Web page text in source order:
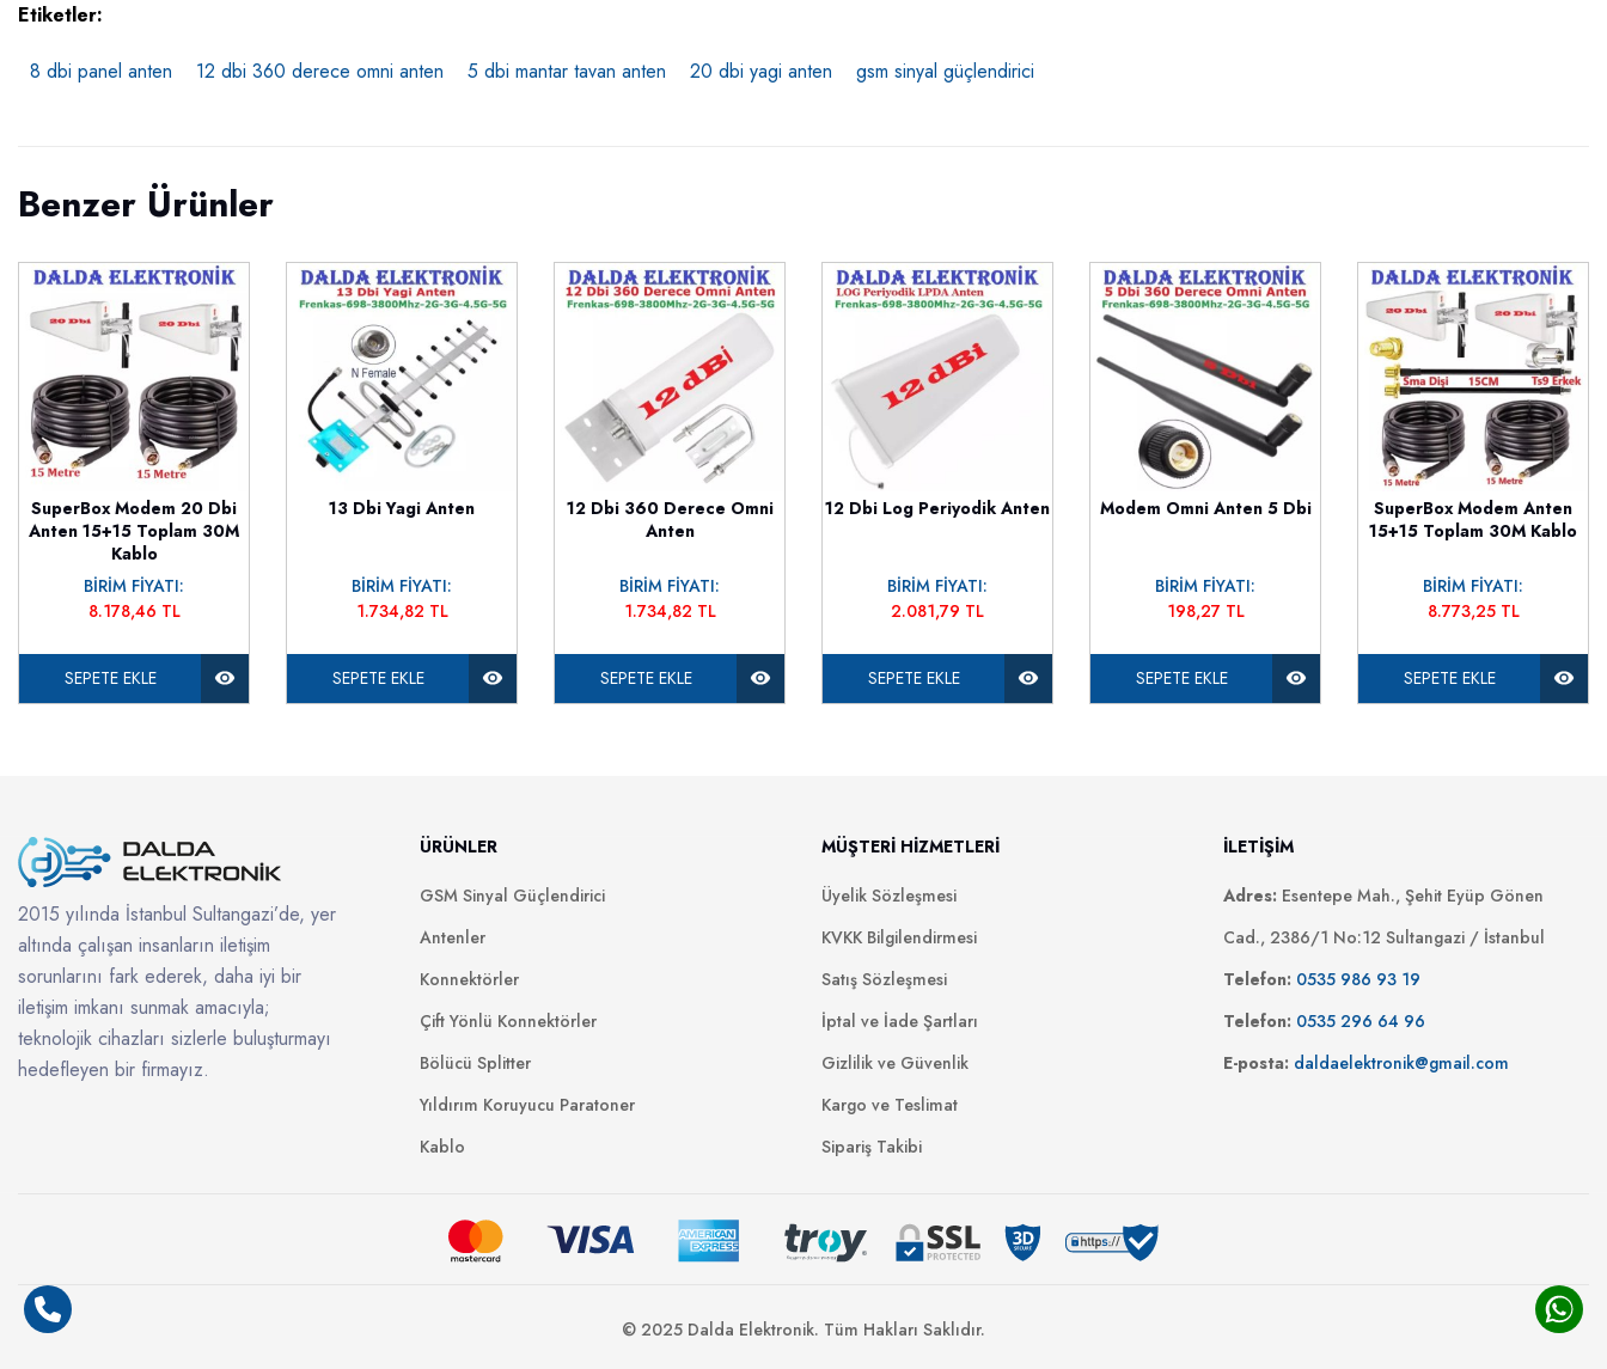
Etiketler:
8 dbi panel anten 12 dbi 360 derece omni anten 5 dbi mantar tavan anten 20 dbi yagi anten gsm sinyal güçlendirici
Benzer Ürünler
SuperBox Modem 20 Dbi
Anten 15+15 Toplam 30M
Kablo
BİRİM FİYATI:
8.178,46 TL
SEPETE EKLE
13 Dbi Yagi Anten
BİRİM FİYATI:
1.734,82 TL
SEPETE EKLE
12 Dbi 360 Derece Omni
Anten
BİRİM FİYATI:
1.734,82 TL
SEPETE EKLE
12 Dbi Log Periyodik Anten
BİRİM FİYATI:
2.081,79 TL
SEPETE EKLE
Modem Omni Anten 5 Dbi
BİRİM FİYATI:
198,27 TL
SEPETE EKLE
SuperBox Modem Anten
15+15 Toplam 30M Kablo
BİRİM FİYATI:
8.773,25 TL
SEPETE EKLE
2015 yılında İstanbul Sultangazi’de, yer
altında çalışan insanların iletişim
sorunlarını fark ederek, daha iyi bir
iletişim imkanı sunmak amacıyla;
teknolojik cihazları sizlerle buluşturmayı
hedefleyen bir firmayız.
ÜRÜNLER
GSM Sinyal Güçlendirici
Antenler
Konnektörler
Çift Yönlü Konnektörler
Bölücü Splitter
Yıldırım Koruyucu Paratoner
Kablo
MÜŞTERİ HİZMETLERİ
Üyelik Sözleşmesi
KVKK Bilgilendirmesi
Satış Sözleşmesi
İptal ve İade Şartları
Gizlilik ve Güvenlik
Kargo ve Teslimat
Sipariş Takibi
İLETİŞİM
Adres: Esentepe Mah., Şehit Eyüp Gönen
Cad., 2386/1 No:12 Sultangazi / İstanbul
Telefon: 0535 986 93 19
Telefon: 0535 296 64 96
E-posta: daldaelektronik@gmail.com
© 2025 Dalda Elektronik. Tüm Hakları Saklıdır.